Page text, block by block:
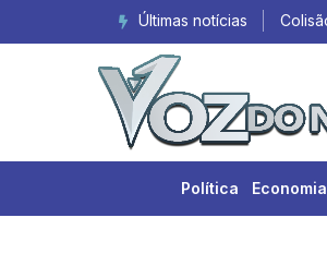
Últimas notícias
Política Economia